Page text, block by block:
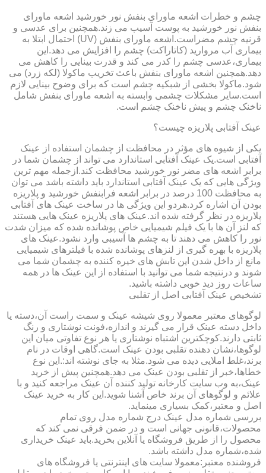
چشم و خطرات اشعه ماورای بنفش نور خورشید اشعه ماورای
بنفش نور خورشید به پوست آسیب می زند.همچنین برای عدسی و
قرنیه چشم مضراست.اشعه ماورای بنفش (UV) احتمال ابتلا به
بیماری آب مروارید (کاتاراکت) چشم را افزایش می دهد.این
بیماری،عدسی چشم را کدر می کند و قدرت بینایی را کاهش می
دهد.همچنین اشعه ماورای بنفش باعث تخریب ماکولا (لکه زرد) می
شود.ماکولا بخشی از شبکیه چشم است که برای وضوح بینایی لازم
است.سایر مشکلات چشمی وابسته به اشعه ماورای بنفش شامل
ناخنک چشم و پیش ناخنک چشم است.
عینک آفتابی پلاریزه چیست؟
یکی از شیوه های مؤثر در محافظت از چشمان استفاده از عینک
آفتابی است.یک عینک آفتابی استاندارد می تواند از چشمان شما در
برابر اشعه های مضر نور خورشید محافظت کند.ازجمله مهم ترین
ویژگی هایی که یک عینک آفتابی استاندارد باید داشته باشد می توان
به محافظت 100 درصد در برابر اشعه فرابنفش خورشید و پلاریزه
بودن آن اشاره کرد.هردو این ویژگی ها در ساخت عینک های آفتابی
پلاریزه در نظر گرفته شده اند.عینک های پلاریزه عینک هایی هستند
که لنز آن ها با یک فیلم شیمیایی خاص پوشانده شده که میزان شدت
نور را کاهش می دهند تا به چشم ها آسیبی وارد نشود.عینک های
پلاریزه با بهره گیری از لنزهای پوشانده شده با فیلترهای شیمیایی
مانع از داخل شدن این تابش های خیره کننده به چشمان شما می
شوند و درنتیجه شما می توانید با استفاده از این عینک ها در همه
ساعات روز دید خوبی داشته باشید.
تشخیص عینک آفتابی اصل از تقلبی
لوگوهای معتبر معمولا روی شیشه عینک و سمت راست آن،دسته یا
داخل دسته عینک قرار می گیرند و اندازه،فونت نوشتاری و رنگ
ثابتی دارند.کوچکترین اشتباه نوشتاری یا هر نوع تفاوتی میان این
لوگوها،نشان دهنده تقلبی بودن عینک است.گاهی اوقات در نام
برند،غلط املایی دیده می شود.مثلا به جای نوشته اند:.این نوع
خطاها،خبر از تقلبی بودن عینک می دهد.همچنین پیش از خرید
عینک،به وب سایت کارخانه تولید کننده آن عینک مراجعه کنید و با
علائم و لوگوهای آن برند خاص آشنا شوید.این کار به خرید عینک
اصل و معتبر،کمک بسیاری مینماید.
بررسی شماره مدل عینک درج شماره مدل روی تمام
محصولات،قانونی جهانی است و در ضمن فرقی نمی کند که
محصول را از طریق فروشگاه یا آنلاین بخرید.باید عینک خریداری
شده،شماره مدل داشته باشد.
فروشنده معتبر:معمولا سایت های اینترنتی یا فروشگاه های